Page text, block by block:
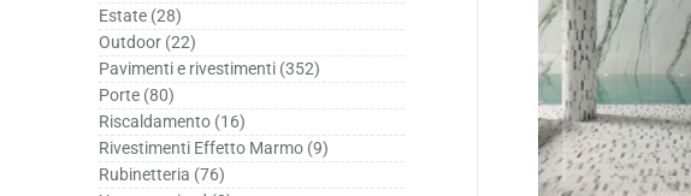
Estate (28)
Outdoor (22)
Pavimenti e rivestimenti (352)
Porte (80)
Riscaldamento (16)
Rivestimenti Effetto Marmo (9)
Rubinetteria (76)